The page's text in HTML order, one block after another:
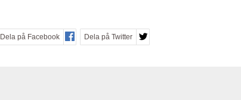
Dela på Facebook Dela på Twitter